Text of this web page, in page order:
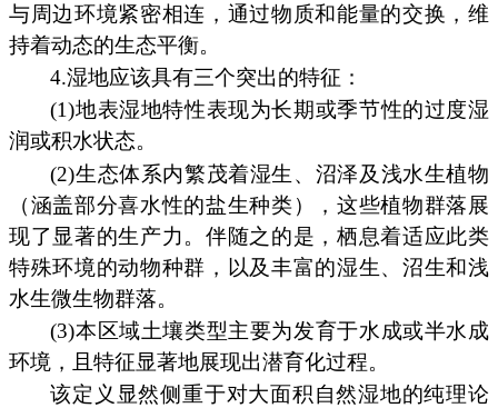
与周边环境紧密相连，通过物质和能量的交换，维
持着动态的生态平衡。
4.湿地应该具有三个突出的特征：
(1)地表湿地特性表现为长期或季节性的过度湿
润或积水状态。
(2)生态体系内繁茂着湿生、沼泽及浅水生植物
（涵盖部分喜水性的盐生种类），这些植物群落展
现了显著的生产力。伴随之的是，栖息着适应此类
特殊环境的动物种群，以及丰富的湿生、沼生和浅
水生微生物群落。
(3)本区域土壤类型主要为发育于水成或半水成
环境，且特征显著地展现出潜育化过程。
该定义显然侧重于对大面积自然湿地的纯理论